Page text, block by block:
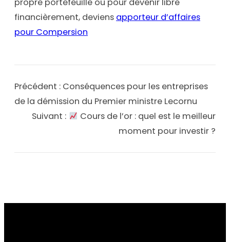
financièrement, deviens apporteur d’affaires
pour Compersion
Précédent : Conséquences pour les entreprises
de la démission du Premier ministre Lecornu
Suivant :
Cours de l’or : quel est le meilleur
moment pour investir ?